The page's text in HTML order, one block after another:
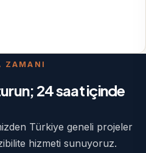
ZAMANI
24 saat içinde
Türkiye geneli projeler
hizmeti sunuyoruz.